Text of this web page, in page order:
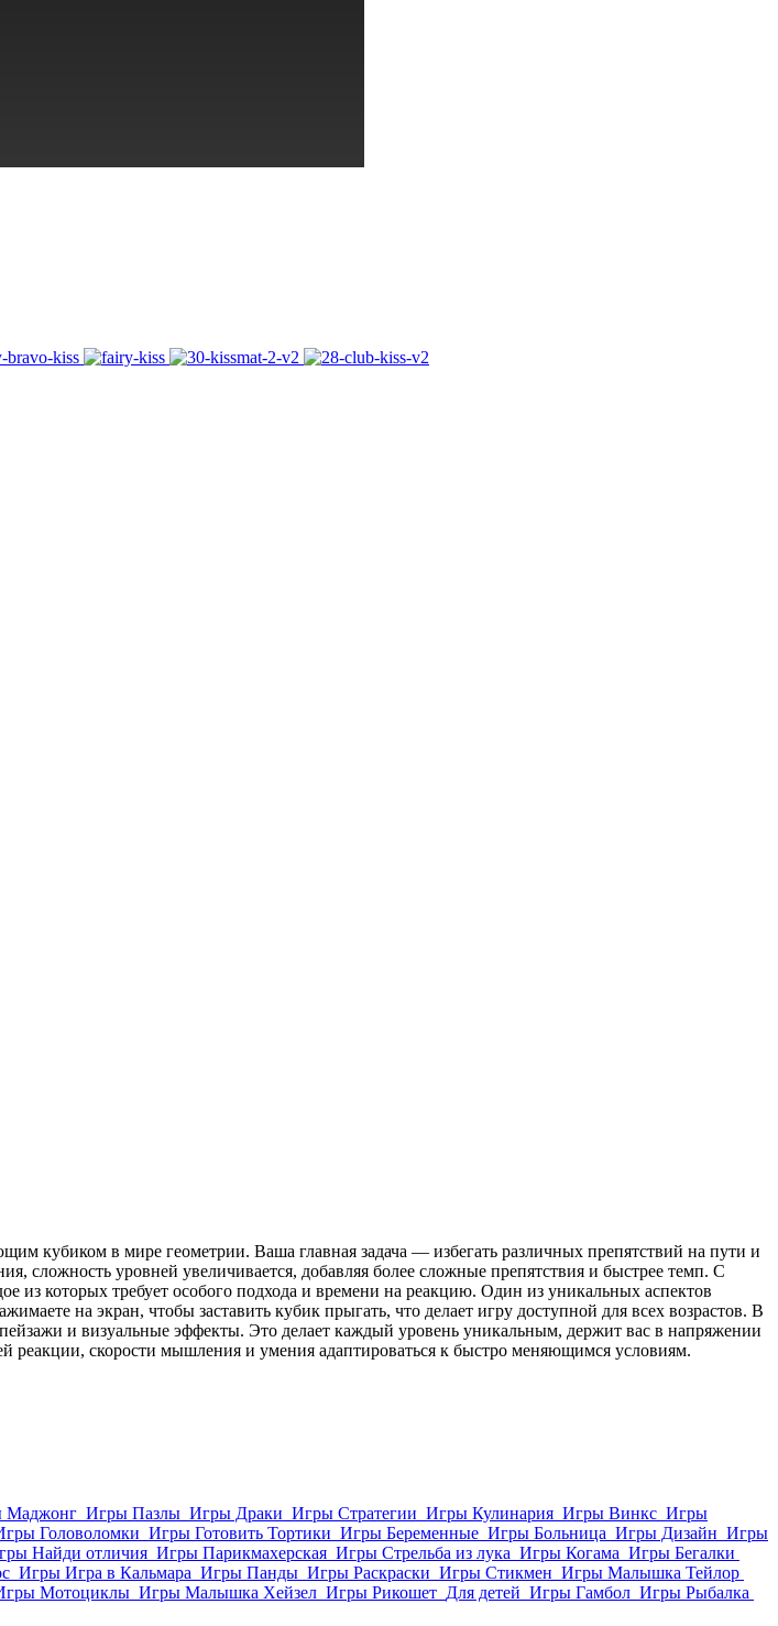
кубиком в мире геометрии. Ваша главная задача — избегать различных препятствий на пути и
сложность уровней увеличивается, добавляя более сложные препятствия и быстрее темп. С
из которых требует особого подхода и времени на реакцию. Один из уникальных аспектов
на экран, чтобы заставить кубик прыгать, что делает игру доступной для всех возрастов. В
и визуальные эффекты. Это делает каждый уровень уникальным, держит вас в напряжении
реакции, скорости мышления и умения адаптироваться к быстро меняющимся условиям.
Маджонг Игры Пазлы Игры Драки Игры Стратегии Игры Кулинария Игры Винкс Игры
Головоломки Игры Готовить Тортики Игры Беременные Игры Больница Игры Дизайн Игры
Найди отличия Игры Парикмахерская Игры Стрельба из лука Игры Когама Игры Бегалки
Игры Игра в Кальмара Игры Панды Игры Раскраски Игры Стикмен Игры Малышка Тейлор
Мотоциклы Игры Малышка Хейзел Игры Рикошет Для детей Игры Гамбол Игры Рыбалка